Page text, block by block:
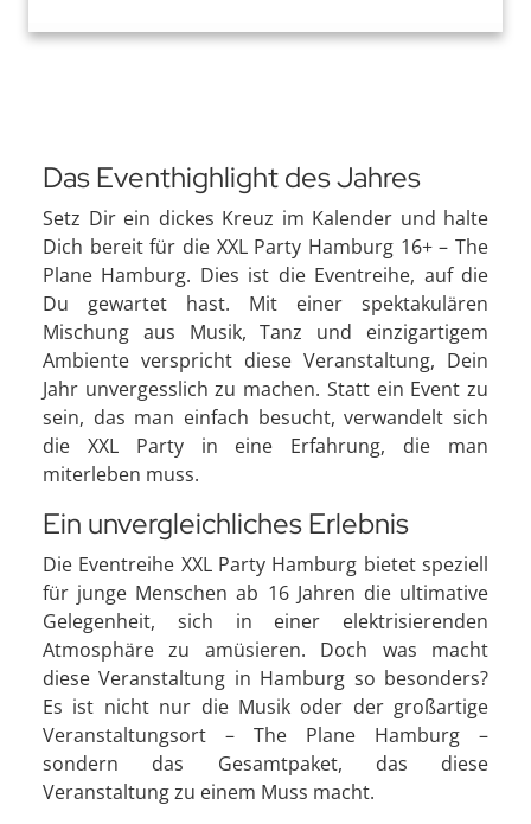
Das Eventhighlight des Jahres
Setz Dir ein dickes Kreuz im Kalender und halte
Dich bereit für die XXL Party Hamburg 16+ – The
Plane Hamburg. Dies ist die Eventreihe, auf die
Du gewartet hast. Mit einer spektakulären
Mischung aus Musik, Tanz und einzigartigem
Ambiente verspricht diese Veranstaltung, Dein
Jahr unvergesslich zu machen. Statt ein Event zu
sein, das man einfach besucht, verwandelt sich
die XXL Party in eine Erfahrung, die man
miterleben muss.
Ein unvergleichliches Erlebnis
Die Eventreihe XXL Party Hamburg bietet speziell
für junge Menschen ab 16 Jahren die ultimative
Gelegenheit, sich in einer elektrisierenden
Atmosphäre zu amüsieren. Doch was macht
diese Veranstaltung in Hamburg so besonders?
Es ist nicht nur die Musik oder der großartige
Veranstaltungsort – The Plane Hamburg –
sondern das Gesamtpaket, das diese
Veranstaltung zu einem Muss macht.